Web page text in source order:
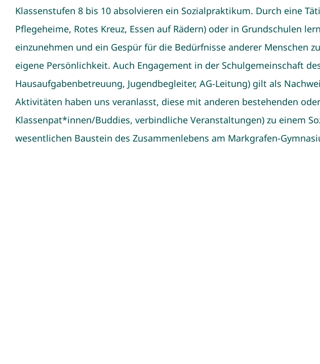
Klassenstufen 8 bis 10 absolvieren ein Sozialpraktikum. Durch eine
Pflegeheime, Rotes Kreuz, Essen auf Rädern) oder in Grundschulen
einzunehmen und ein Gespür für die Bedürfnisse anderer Menschen
eigene Persönlichkeit. Auch Engagement in der Schulgemeinschaft
Hausaufgabenbetreuung, Jugendbegleiter, AG-Leitung) gilt als
Aktivitäten haben uns veranlasst, diese mit anderen bestehenden
Klassenpat*innen/Buddies, verbindliche Veranstaltungen) zu einem
wesentlichen Baustein des Zusammenlebens am Markgrafen-